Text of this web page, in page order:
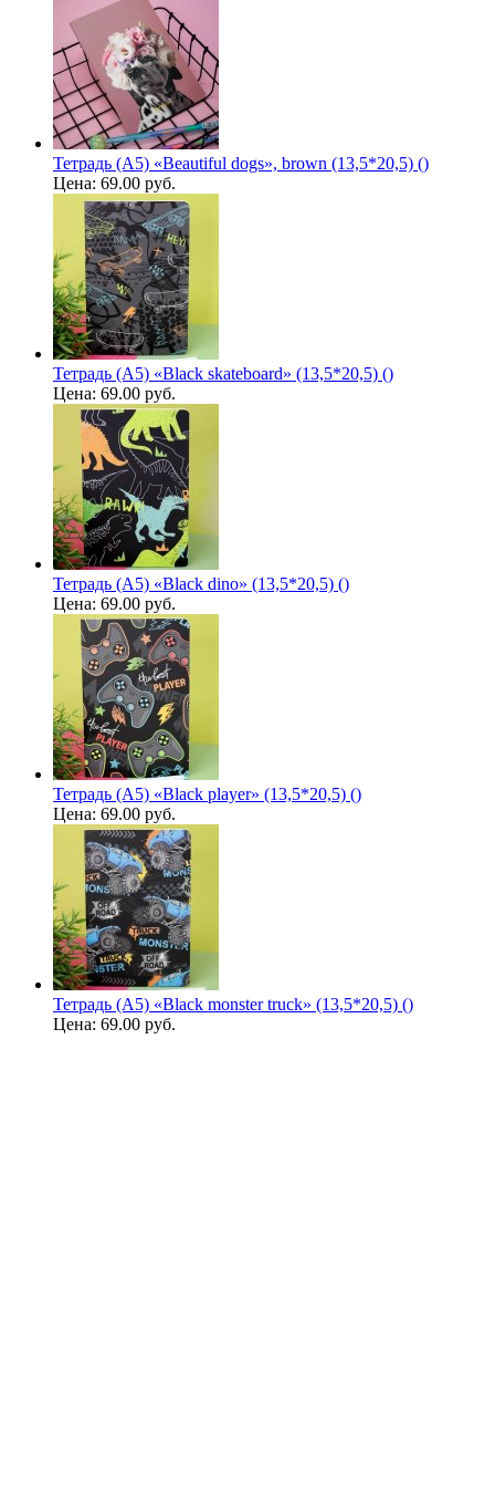
Тетрадь (A5) «Beautiful dogs», brown (13,5*20,5) ()
Цена: 69.00 руб.
Тетрадь (A5) «Black skateboard» (13,5*20,5) ()
Цена: 69.00 руб.
Тетрадь (A5) «Black dino» (13,5*20,5) ()
Цена: 69.00 руб.
Тетрадь (A5) «Black player» (13,5*20,5) ()
Цена: 69.00 руб.
Тетрадь (A5) «Black monster truck» (13,5*20,5) ()
Цена: 69.00 руб.